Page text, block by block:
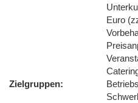
Euro
Zielgruppen